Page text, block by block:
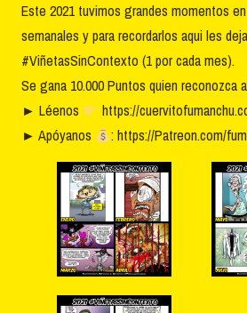
Este 2021 tuvimos grandes momentos
semanales y para recordarlos aqui les
#ViñetasSinContexto (1 por cada mes).
Se gana 10.000 Puntos quien reconozca
► Léenos
https://
► Apóyanos
: https://Patreon.com/